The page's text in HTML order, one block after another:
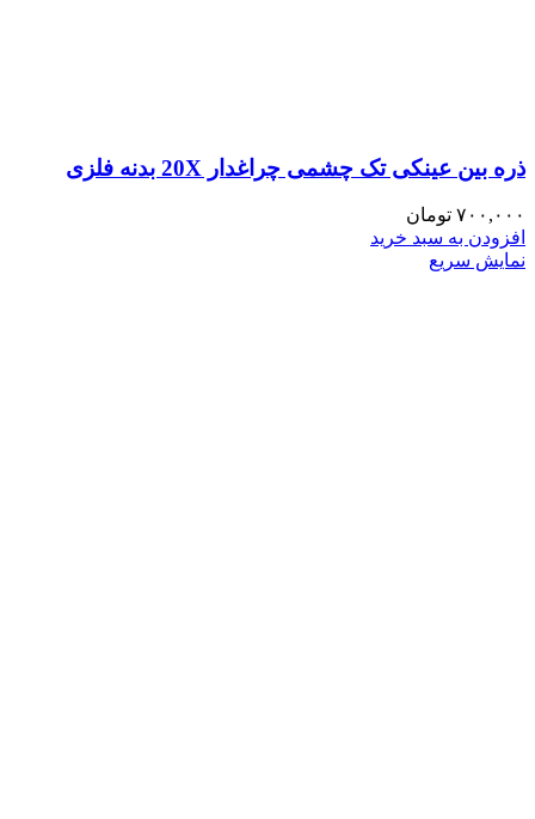
ذره بین عینکی تک چشمی چراغدار 20X بدنه فلزی
۷۰۰,۰۰۰ تومان
افزودن به سبد خرید
نمایش سریع